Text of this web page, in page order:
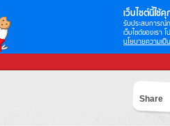
เว็บไซต์นี้ใช้คุ
รับประสบการณ์
เว็บไซต์ของเรา
นโยบายความเป็
Share